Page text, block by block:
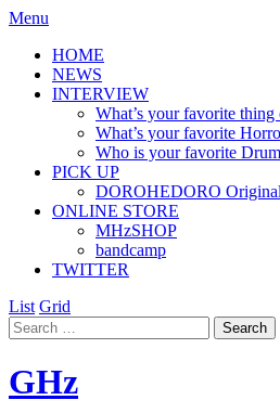
Menu
HOME
NEWS
INTERVIEW
What’s your favorite
What’s your favorite
Who is your favorite
PICK UP
DOROHEDORO
ONLINE STORE
MHzSHOP
bandcamp
TWITTER
List Grid
GHz